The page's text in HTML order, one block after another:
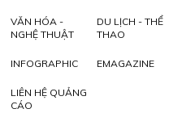
VĂN HÓA -
NGHỆ THUẬT
DU LỊCH - THỂ
THAO
INFOGRAPHIC EMAGAZINE
LIÊN HỆ QUẢNG
CÁO